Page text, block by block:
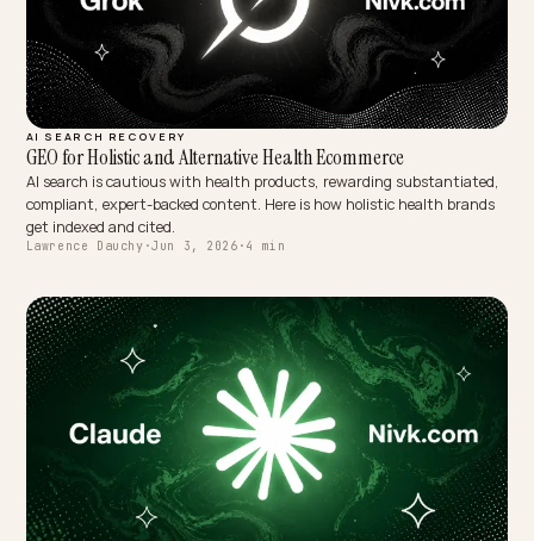
MULTILINGUAL GEO
Rendement berekenen van AEO-investeringen in e-
AEO-budgetten worden goedgekeurd of afgeschoten op één vraag:
levert het op? Dit is het rekenmodel zonder wensdenken: de echte
kostenposten, de drie opbrengstlijnen, waarom de terugverdientijd
anders loopt dan bij advertenties, en de valkuilen die ROI-rapporten
onbetrouwbaar maken.
Lawrence Dauchy· Jun 5, 2026 · 4 min